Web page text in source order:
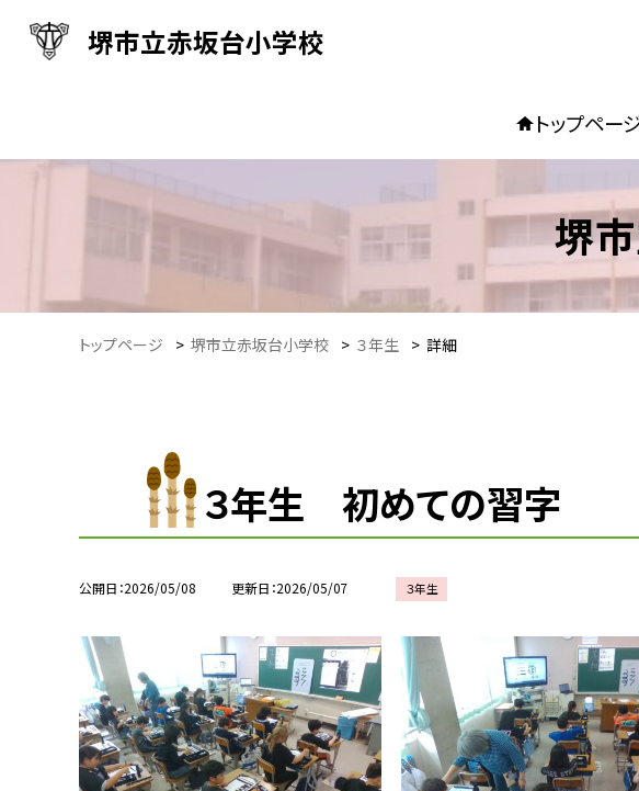
堺市立赤坂台小学校
トップペー
堺
トップページ > 堺市立赤坂台小学校 > ３年生 > 詳細
３年生 初めての習字
公開日 2026/05/08 更新日 2026/05/07 ３年生